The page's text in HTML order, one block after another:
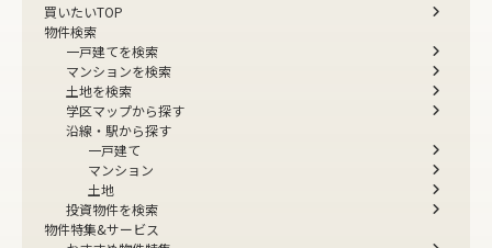
買いたいTOP
物件検索
一戸建てを検索
マンションを検索
土地を検索
学区マップから探す
沿線・駅から探す
一戸建て
マンション
土地
投資物件を検索
物件特集&サービス